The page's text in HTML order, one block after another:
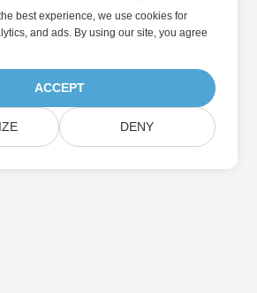
best experience, we use cookies for
and ads. By using our site, you agree
ACCEPT
DENY